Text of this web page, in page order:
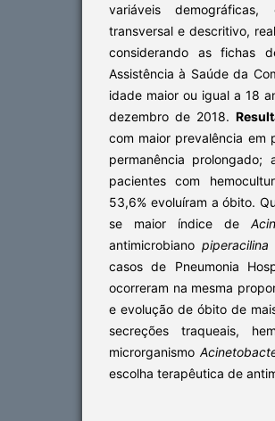
variáveis
transversal e descritivo,
considerando as fichas
Assistência à Saúde da
idade maior ou igual a 18
dezembro de 2018.
com maior prevalência em
permanência
pacientes com
53,6% evoluíram a óbito.
se maior índice de
antimicrobiano
casos de Pneumonia
ocorreram na mesma
e evolução de óbito de
secreções traqueais,
microrganismo
escolha terapêutica de